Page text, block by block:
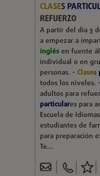
CLASES
REFUERZO
A partir del día 3
a empezar a
inglésen fuente
individual o en
personas. - Clases
todos los niveles. -
adultos para
particulares para
Escuela de
estudiantes de
para preparación
Te...